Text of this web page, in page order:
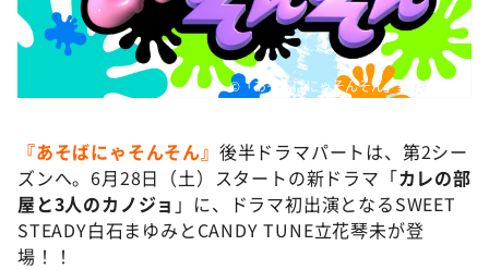
ポツンと一軒家
ザキ山小屋本館
ぺこぱのまるスポ
©️「あそんばにゃそんそん」製作委員会
『あそばにゃそんそん』 後半ドラマパートは、第2シー
ズンへ。6月28日（土）スタートの新ドラマ「カレの部
屋と3人のカノジョ 」に、ドラマ初出演となるSWEET
STEADY白石まゆみとCANDY TUNE立花琴未が登
場！！